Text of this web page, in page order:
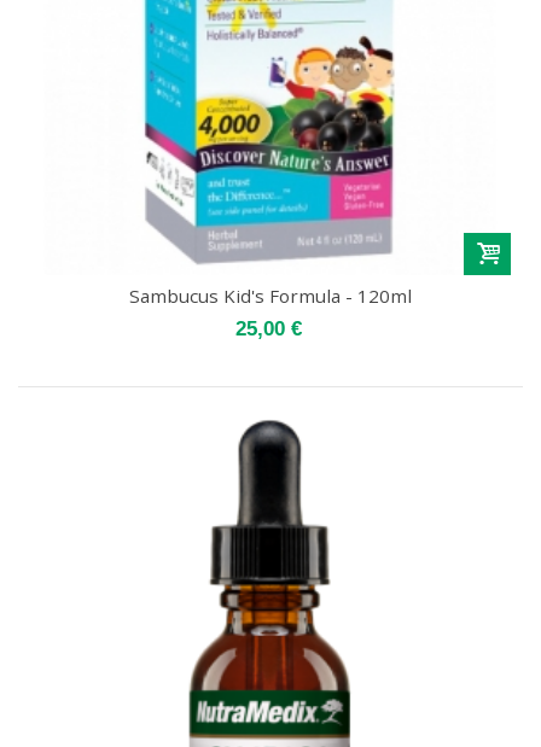
Sambucus Kid's Formula - 120ml
25,00 €